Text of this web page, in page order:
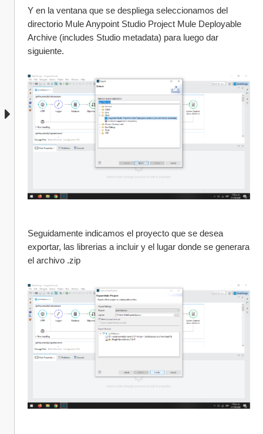
Y en la ventana que se despliega seleccionamos del
directorio Mule Anypoint Studio Project Mule Deployable
Archive (includes Studio metadata) para luego dar
siguiente.
Seguidamente indicamos el proyecto que se desea
exportar, las librerias a incluir y el lugar donde se generara
el archivo .zip